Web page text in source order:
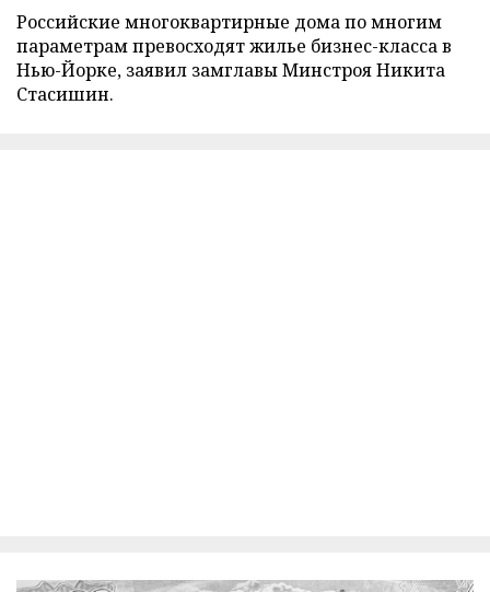
Российские многоквартирные дома по многим
параметрам превосходят жилье бизнес-класса в
Нью-Йорке, заявил замглавы Минстроя Никита
Стасишин.